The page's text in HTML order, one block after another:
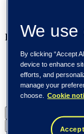
Liiketoimintamme
Tieto
Tieto
Tieto Indtech
Tieto Tech
Back to menu
We use
By clicking “Accept
device to enhance
efforts, and
manage your
choose.
Cookie